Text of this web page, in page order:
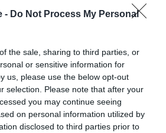
- Do Not Process My Personal
the sale, sharing to third parties, or
or sensitive information for
us, please use the below opt-out
selection. Please note that after your
you may continue seeing
on personal information utilized by
disclosed to third parties prior to
de Néron ont-ils
Rome Antique au fil des légendes
à faire et voir